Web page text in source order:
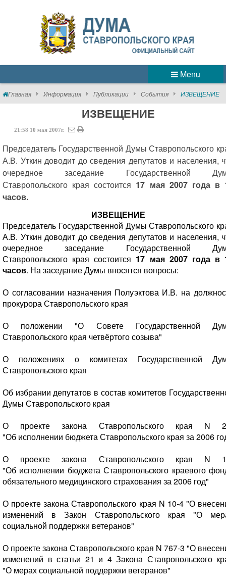
Menu
Главная Информация Публикации События ИЗВЕЩЕНИЕ
ИЗВЕЩЕНИЕ
21:58 10 мая 2007г.
Председатель Государственной Думы Ставропольского
А.В. Уткин доводит до сведения депутатов и населения,
очередное заседание Государственной
Ставропольского края состоится 17 мая 2007 года в
часов.
ИЗВЕЩЕНИЕ
Председатель Государственной Думы Ставропольского
А.В. Уткин доводит до сведения депутатов и населения,
очередное заседание Государственной
Ставропольского края состоится 17 мая 2007 года в
часов. На заседание Думы вносятся вопросы:
О согласовании назначения Полуэктова И.В. на
прокурора Ставропольского края
О положении "О Совете Государственной
Ставропольского края четвёртого созыва"
О положениях о комитетах Государственной
Ставропольского края
Об избрании депутатов в состав комитетов
Думы Ставропольского края
О проекте закона Ставропольского края N
"Об исполнении бюджета Ставропольского края за 2006
О проекте закона Ставропольского края N
"Об исполнении бюджета Ставропольского краевого
обязательного медицинского страхования за 2006 год"
О проекте закона Ставропольского края N 10-4 "О
изменений в Закон Ставропольского края "О
социальной поддержки ветеранов"
О проекте закона Ставропольского края N 767-3 "О
изменений в статьи 21 и 4 Закона Ставропольского
"О мерах социальной поддержки ветеранов"